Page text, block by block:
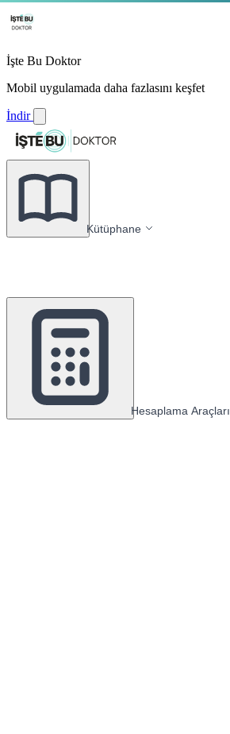
İşte Bu Doktor
Mobil uygulamada daha fazlasını keşfet
İndir
Kütüphane
Hesaplama Araçları